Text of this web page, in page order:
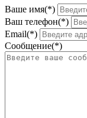
Ваше имя(*)
Ваш телефон(*)
Email(*)
Сообщение(*)